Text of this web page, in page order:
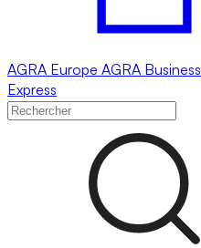
AGRA Europe AGRA Business
Express